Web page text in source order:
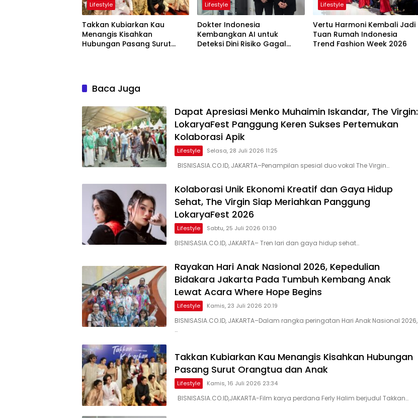
Lifestyle
Takkan Kubiarkan Kau
Menangis Kisahkan
Hubungan Pasang Surut
Lifestyle
Dokter Indonesia
Kembangkan AI untuk
Deteksi Dini Risiko Gagal
Lifestyle
Vertu Harmoni Kembali Jadi
Tuan Rumah Indonesia
Trend Fashion Week 2026
Baca Juga
Dapat Apresiasi Menko Muhaimin Iskandar, The Virgin:
LokaryaFest Panggung Keren Sukses Pertemukan
Kolaborasi Apik
Lifestyle Selasa, 28 Juli 2026 11:25
BISNISASIA.CO.ID, JAKARTA–Penampilan spesial duo vokal The Virgin…
Kolaborasi Unik Ekonomi Kreatif dan Gaya Hidup
Sehat, The Virgin Siap Meriahkan Panggung
LokaryaFest 2026
Lifestyle Sabtu, 25 Juli 2026 01:30
BISNISASIA.CO.ID, JAKARTA– Tren lari dan gaya hidup sehat…
Rayakan Hari Anak Nasional 2026, Kepedulian
Bidakara Jakarta Pada Tumbuh Kembang Anak
Lewat Acara Where Hope Begins
Lifestyle Kamis, 23 Juli 2026 20:19
BISNISASIA.CO.ID, JAKARTA–Dalam rangka peringatan Hari Anak Nasional 2026,
…
Takkan Kubiarkan Kau Menangis Kisahkan Hubungan
Pasang Surut Orangtua dan Anak
Lifestyle Kamis, 16 Juli 2026 23:34
BISNISASIA.CO.ID,JAKARTA-Film karya perdana Ferly Halim berjudul Takkan…